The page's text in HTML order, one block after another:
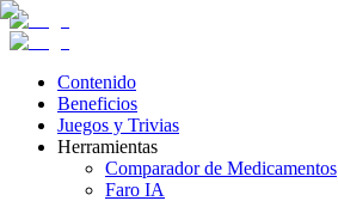
Contenido
Beneficios
Juegos y Trivias
Herramientas
Comparador de Medicamentos
Faro IA